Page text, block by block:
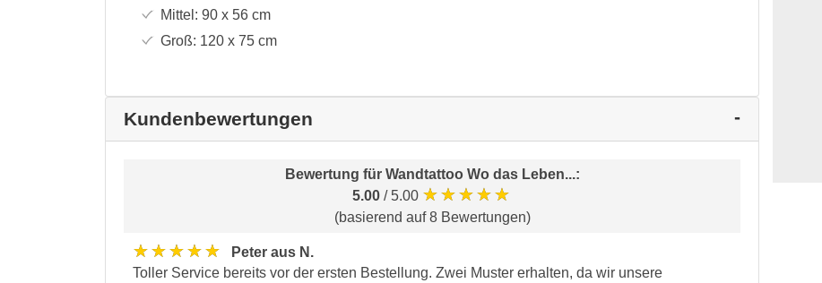
Mittel: 90 x 56cm
Groß: 120 x 75cm
Kundenbewertungen
Bewertung für Wandtattoo Wo das Leben...:
5.00 / 5.00 ★★★★★
(basierend auf 8 Bewertungen)
★★★★★
Peter aus N.
Toller Service bereits vor der ersten Bestellung. Zwei Muster erhalten, da wir unsere